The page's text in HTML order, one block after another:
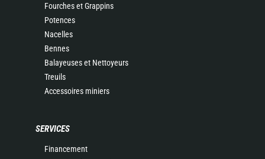
Fourches et Grappins
Potences
Nacelles
Bennes
Balayeuses et Nettoyeurs
Treuils
Accessoires miniers
SERVICES
Financement